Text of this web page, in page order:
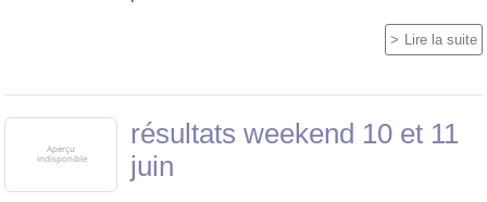
Lire la suite
résultats weekend 10 et 11
juin